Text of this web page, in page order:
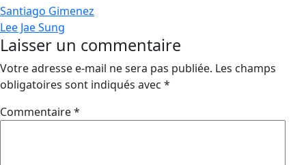
Navigation
de
l’article
Santiago Gimenez
Lee Jae Sung
Laisser un commentaire
Votre adresse e-mail ne sera pas publiée. Les champs
obligatoires sont indiqués avec *
Commentaire*